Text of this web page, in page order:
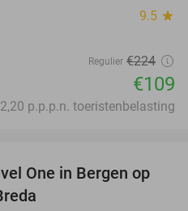
9.5 star
Regulier €224
€109
p.p.p.n. toeristenbelasting
50%
One in Bergen op